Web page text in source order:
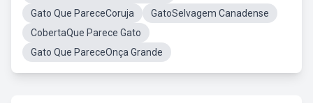
Gato Que PareceCoruja
GatoSelvagem Canadense
CobertaQue Parece Gato
Gato Que PareceOnça Grande